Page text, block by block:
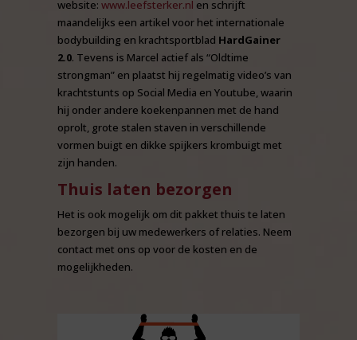
website:www.leefsterker.nl en schrijft
maandelijks een artikel voor het internationale
bodybuilding en krachtsportblad HardGainer
2.0. Tevens is Marcel actief als “Oldtime
strongman” en plaatst hij regelmatig video’s van
krachtstunts op Social Media en Youtube, waarin
hij onder andere koekenpannen met de hand
oprolt, grote stalen staven in verschillende
vormen buigt en dikke spijkers krombuigt met
zijn handen.
Thuis laten bezorgen
Het is ook mogelijk om dit pakket thuis te laten
bezorgen bij uw medewerkers of relaties. Neem
contact met ons op voor de kosten en de
mogelijkheden.